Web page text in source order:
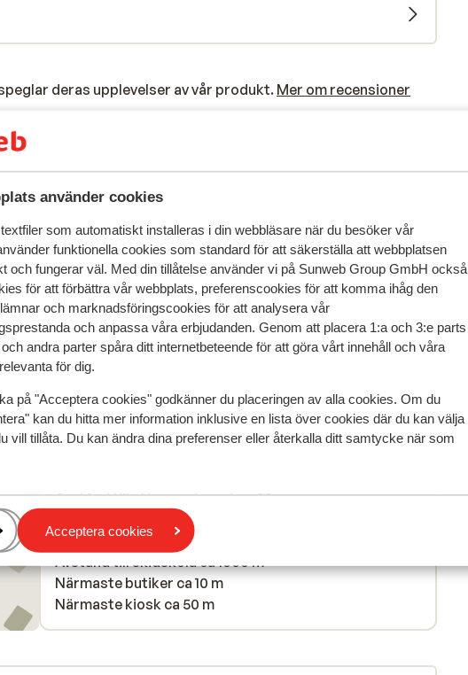
använder cookies
som automatiskt installeras i din webbläsare när du besöker vår
funktionella cookies som standard för att säkerställa att webbplatsen
och fungerar väl. Med din tillåtelse använder vi på Sunweb Group GmbH också
för att förbättra vår webbplats, preferenscookies för att komma ihåg den
och marknadsföringscookies för att analysera vår
och anpassa våra erbjudanden. Genom att placera 1:a och 3:e parts
andra parter spåra ditt internetbeteende för att göra vårt innehåll och våra
för dig.
på "Acceptera cookies" godkänner du placeringen av alla cookies. Om du
kan du hitta mer information inklusive en lista över cookies där du kan välja
vill tillåta. Du kan ändra dina preferenser eller återkalla ditt samtycke när som
Acceptera cookies
deras upplevelser av vår produkt. Mer om recensioner
I inledande text om hotellet stod det att tillgång till
spa:et var gratis. Så är inte fallet. Stod längre ner i
information. Sunweb erkände misstaget och erbjöd
oss ett gratis besök som vi aldrig utnyttjade dock.
Ganska litet spa, så det var inte så lockande. I
restaurangen erbjöds vatten i flaska för 3 euro, ibland
fick man gratis vatten. Men en del kvällar ville de ha
betalt för vattnet som helt klart var kranvatten påfyllt
i flaskan. Annars god mat och bra priser på vinet??vi
var mycket nöjda med både frukost och middag.
I inledande text om hotellet stod det att tillgång till
spa:et var gratis. Så är inte fallet. Stod längre ner i
information. Sunweb erkände misstaget och erbjöd
oss ett gratis besök som vi aldrig utnyttjade dock.
Ganska litet spa, så det var inte så locka...mer
AnonymPartner
I området
Avstånd till uttagsautomat ca 20 m
Avstånd till pist ca 1000 m
Avstånd till skidlift ca 350 m
Avstånd till skidskola ca 1000 m
Närmaste butiker ca 10 m
Närmaste kiosk ca 50 m